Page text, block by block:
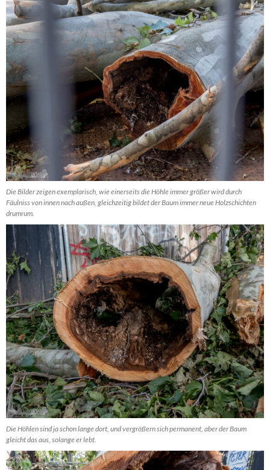
Die Bilder zeigen exemplarisch, wie einerseits die Höhle immer größer wird durch
Fäulniss von innen nach außen, gleichzeitig bildet der Baum immer neue Holzschichten
drumrum.
Die Höhlen sind ja schon lange dort, und vergrößern sich permanent, aber der Baum
gleicht das aus, solange er lebt.